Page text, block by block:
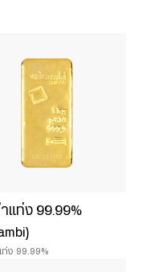
แท่ง 99.99%
ง 99.99%